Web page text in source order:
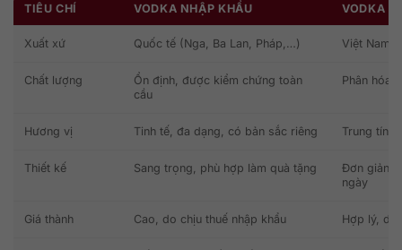
TIÊU CHÍ VODKA NHẬP KHẨU VODKA
Xuất xứ Quốc tế (Nga, Ba Lan, Pháp,…) Việt Nam
Chất lượng
Ổn định, được kiểm chứng toàn
cầu
Phân hóa,
Hương vị Tinh tế, đa dạng, có bản sắc riêng Trung
Thiết kế Sang trọng, phù hợp làm quà tặng
Đơn giản,
ngày
Giá thành Cao, do chịu thuế nhập khẩu Hợp lý, dễ